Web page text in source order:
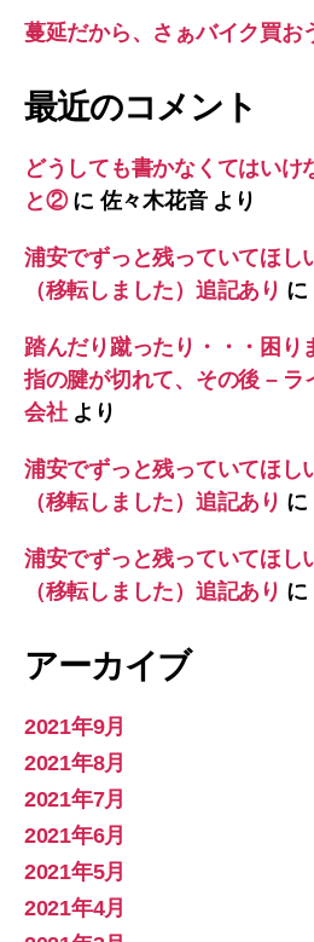
蔓延だから、さぁバイク買お
最近のコメント
どうしても書かなくてはいけ
と②に佐々木花音より
浦安でずっと残っていてほ
（移転しました）追記あり に
踏んだり蹴ったり・・・困り
指の腱が切れて、その後 – ラ
会社より
浦安でずっと残っていてほ
（移転しました）追記あり に
浦安でずっと残っていてほ
（移転しました）追記あり に
アーカイブ
2021年9月
2021年8月
2021年7月
2021年6月
2021年5月
2021年4月